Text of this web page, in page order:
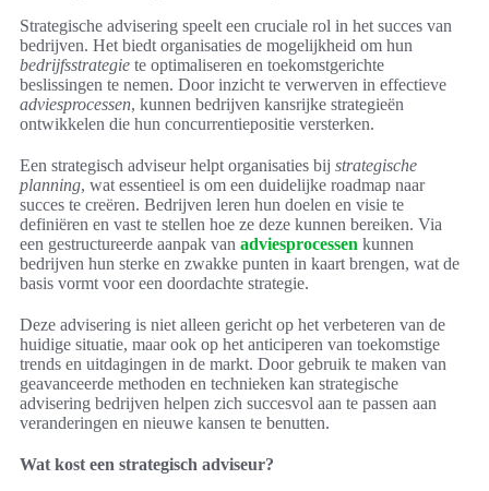
Strategische advisering speelt een cruciale rol in het succes van
bedrijven. Het biedt organisaties de mogelijkheid om hun
bedrijfsstrategie te optimaliseren en toekomstgerichte
beslissingen te nemen. Door inzicht te verwerven in effectieve
adviesprocessen, kunnen bedrijven kansrijke strategieën
ontwikkelen die hun concurrentiepositie versterken.
Een strategisch adviseur helpt organisaties bij strategische
planning, wat essentieel is om een duidelijke roadmap naar
succes te creëren. Bedrijven leren hun doelen en visie te
definiëren en vast te stellen hoe ze deze kunnen bereiken. Via
een gestructureerde aanpak van adviesprocessen kunnen
bedrijven hun sterke en zwakke punten in kaart brengen, wat de
basis vormt voor een doordachte strategie.
Deze advisering is niet alleen gericht op het verbeteren van de
huidige situatie, maar ook op het anticiperen van toekomstige
trends en uitdagingen in de markt. Door gebruik te maken van
geavanceerde methoden en technieken kan strategische
advisering bedrijven helpen zich succesvol aan te passen aan
veranderingen en nieuwe kansen te benutten.
Wat kost een strategisch adviseur?